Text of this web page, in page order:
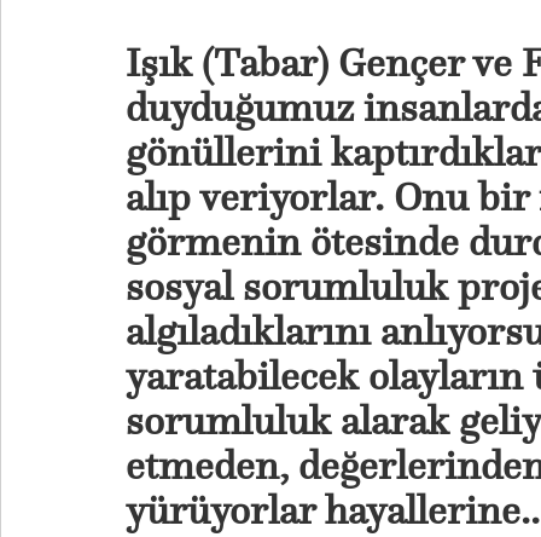
Işık (Tabar) Gençer ve
duyduğumuz
gönüllerini
alıp veriyorlar. Onu
görmenin ötesinde
sosyal sorumluluk
algıladıklarını
yaratabilecek olayların
sorumluluk alarak
etmeden,
yürüyorlar